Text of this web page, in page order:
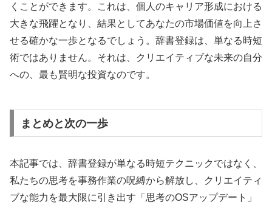
くことができます。これは、個人のキャリア形成における
大きな飛躍となり、結果としてあなたの市場価値を向上さ
せる確かな一歩となるでしょう。辞書登録は、単なる時短
術ではありません。それは、クリエイティブな未来の自分
への、最も賢明な投資なのです。
まとめと次の一歩
本記事では、辞書登録が単なる時短テクニックではなく、
私たちの思考を事務作業の呪縛から解放し、クリエイティ
ブな能力を最大限に引き出す「思考のOSアップデート」